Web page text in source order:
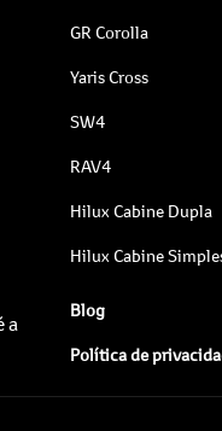
a
GR Corolla
Yaris Cross
SW4
RAV4
Hilux Cabine Dupla
Hilux Cabine
Blog
Política de